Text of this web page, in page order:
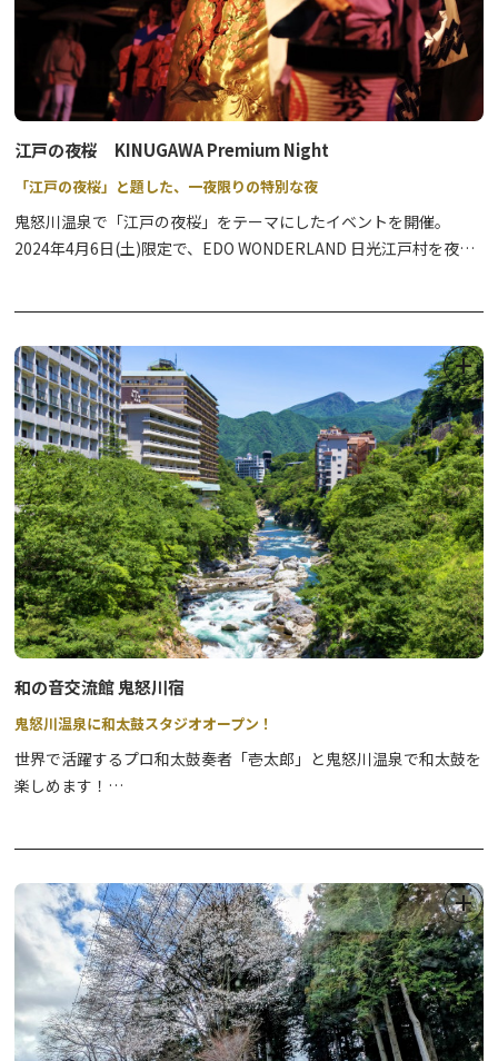
江戸の夜桜 KINUGAWA Premium Night
「江戸の夜桜」と題した、一夜限りの特別な夜
鬼怒川温泉で「江戸の夜桜」をテーマにしたイベントを開催。
2024年4月6日(土)限定で、EDO WONDERLAND 日光江戸村を夜間
※夜間のEDO WONDERLAND入村には、特別チケットが必要で
す。(通常の一日券ではご入村いただけません）
和の音交流館 鬼怒川宿
鬼怒川温泉に和太鼓スタジオオープン！
世界で活躍するプロ和太鼓奏者「壱太郎」と鬼怒川温泉で和太鼓を
楽しめます！
「壱太郎」の圧倒的かつ柔軟で力強い演奏を聞いて、指導・アドバ
イスが受けられます。
出張太鼓教室も保育園や幼稚園、学校、和太鼓グループなど、出張
指導もいたします！
宿泊施設も完備してます！